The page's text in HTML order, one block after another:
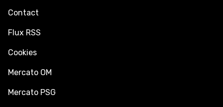
Contact
Flux RSS
Cookies
Mercato OM
Mercato PSG